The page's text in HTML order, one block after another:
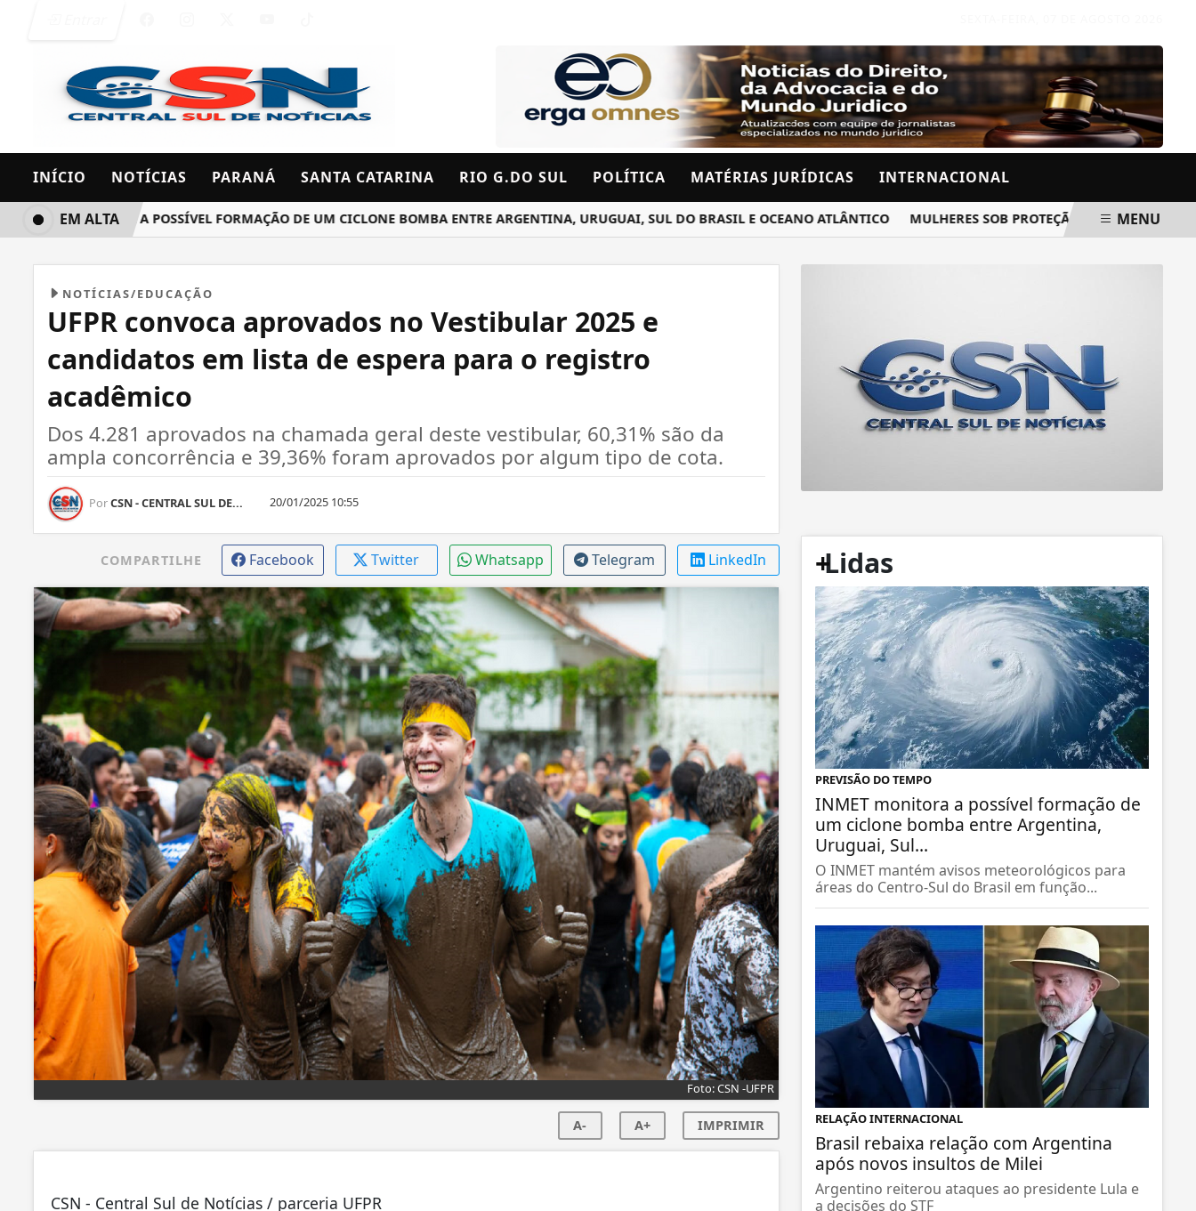
INÍCIO NOTÍCIAS PARANÁ SANTA CATARINA RIO G.DO SUL POLÍTICA MATÉRIAS JURÍDICAS INTERNACIONAL
MONITORA A POSSÍVEL FORMAÇÃO DE UM CICLONE BOMBA ENTRE ARGENTINA, URUGUAI, SUL DO BRASIL E OCEANO ATLÂNTICO MULHERES SOB PROTEÇÃO RECEBERÃO AVISO
EM ALTA MENU
NOTÍCIAS/EDUCAÇÃO
UFPR convoca aprovados no Vestibular 2025 e
candidatos em lista de espera para o registro
acadêmico
Dos 4.281 aprovados na chamada geral deste vestibular, 60,31% são da
ampla concorrência e 39,36% foram aprovados por algum tipo de cota.
PorCSN - CENTRAL SUL DE... 20/01/2025 10:55
COMPARTILHE Facebook Twitter Whatsapp Telegram LinkedIn
Foto: CSN -UFPR
A- A+ IMPRIMIR
CSN - Central Sul de Notícias / parceria UFPR
+
Lidas
PREVISÃO DO TEMPO
INMET monitora a possível formação de
um ciclone bomba entre Argentina,
Uruguai, Sul...
O INMET mantém avisos meteorológicos para
áreas do Centro-Sul do Brasil em função...
RELAÇÃO INTERNACIONAL
Brasil rebaixa relação com Argentina
após novos insultos de Milei
Argentino reiterou ataques ao presidente Lula e
a decisões do STF